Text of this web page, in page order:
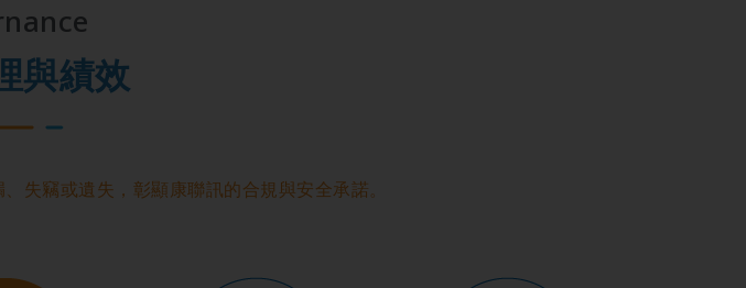
與績效
失竊或遺失，彰顯康聯訊的合規與安全承諾。